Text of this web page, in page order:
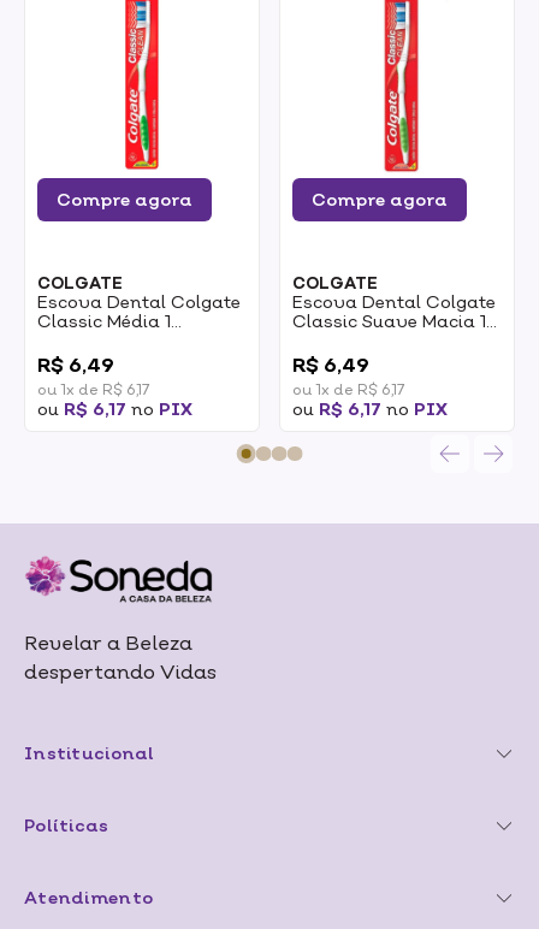
Compre agora
COLGATE
Escova Dental Colgate
Classic Média 1
R$ 6,49
ou 1x de R$ 6,17
ou R$ 6,17 no PIX
Compre agora
COLGATE
Escova Dental Colgate
Classic Suave Macia 1
R$ 6,49
ou 1x de R$ 6,17
ou R$ 6,17 no PIX
Revelar a Beleza
despertando Vidas
Institucional
Políticas
Atendimento